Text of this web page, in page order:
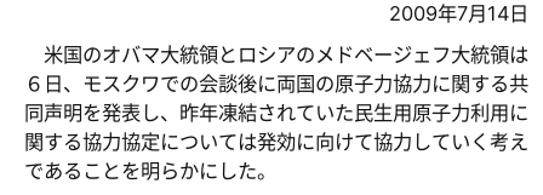
2009年7月14日
米国のオバマ大統領とロシアのメドベージェフ大統領は
６日、モスクワでの会談後に両国の原子力協力に関する共
同声明を発表し、昨年凍結されていた民生用原子力利用に
関する協力協定については発効に向けて協力していく考え
であることを明らかにした。